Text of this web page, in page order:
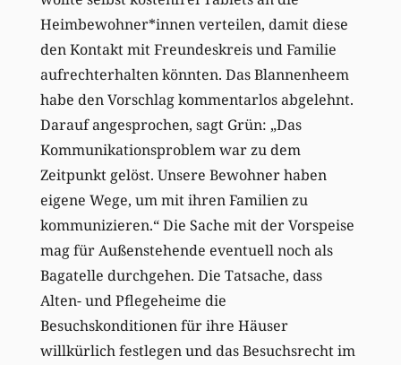
Heimbewohner*innen verteilen, damit diese
den Kontakt mit Freundeskreis und Familie
aufrechterhalten könnten. Das Blannenheem
habe den Vorschlag kommentarlos abgelehnt.
Darauf angesprochen, sagt Grün: „Das
Kommunikationsproblem war zu dem
Zeitpunkt gelöst. Unsere Bewohner haben
eigene Wege, um mit ihren Familien zu
kommunizieren.“ Die Sache mit der Vorspeise
mag für Außenstehende eventuell noch als
Bagatelle durchgehen. Die Tatsache, dass
Alten- und Pflegeheime die
Besuchskonditionen für ihre Häuser
willkürlich festlegen und das Besuchsrecht im